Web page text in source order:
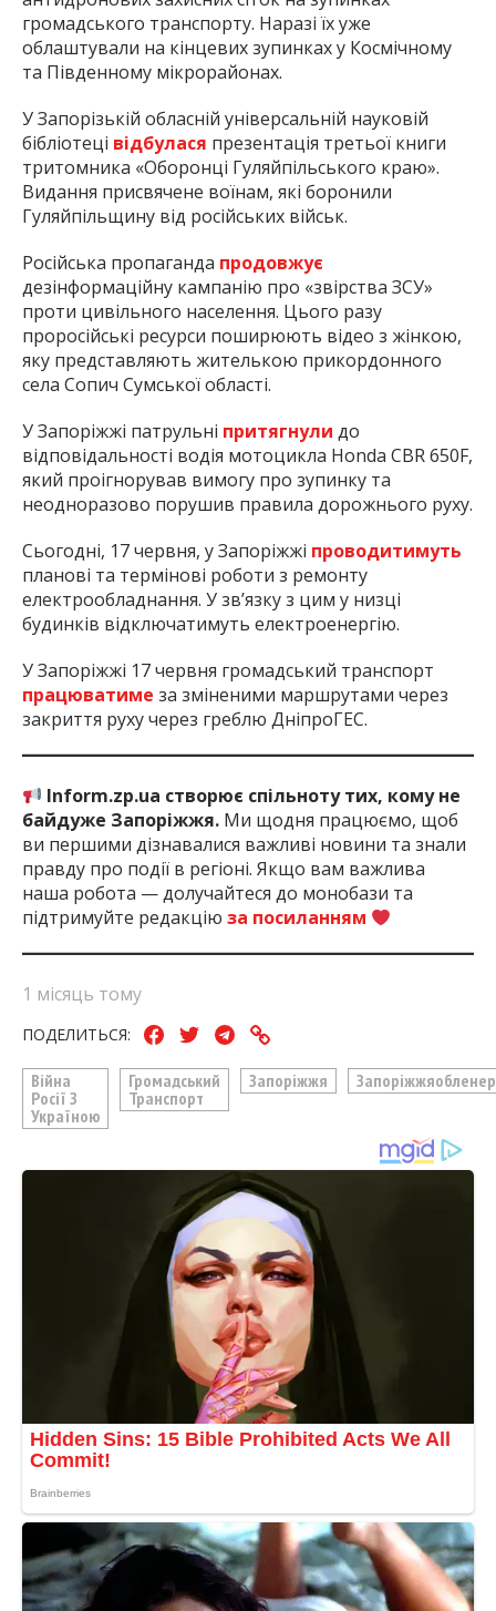
громадського транспорту. Наразі їх уже
облаштували на кінцевих зупинках у Космічному
та Південному мікрорайонах.
У Запорізькій обласній універсальній науковій
бібліотеці відбулася презентація третьої книги
тритомника «Оборонці Гуляйпільського краю».
Видання присвячене воїнам, які боронили
Гуляйпільщину від російських військ.
Російська пропаганда продовжує
дезінформаційну кампанію про «звірства ЗСУ»
проти цивільного населення. Цього разу
проросійські ресурси поширюють відео з жінкою,
яку представляють жителькою прикордонного
села Сопич Сумської області.
У Запоріжжі патрульні притягнули до
відповідальності водія мотоцикла Honda CBR 650F,
який проігнорував вимогу про зупинку та
неодноразово порушив правила дорожнього руху.
Сьогодні, 17 червня, у Запоріжжі проводитимуть
планові та термінові роботи з ремонту
електрообладнання. У зв’язку з цим у низці
будинків відключатимуть електроенергію.
У Запоріжжі 17 червня громадський транспорт
працюватиме за зміненими маршрутами через
закриття руху через греблю ДніпроГЕС.
Inform.zp.ua створює спільноту тих, кому не
байдуже Запоріжжя. Ми щодня працюємо, щоб
ви першими дізнавалися важливі новини та знали
правду про події в регіоні. Якщо вам важлива
наша робота — долучайтеся до монобази та
підтримуйте редакцію за посиланням
1 місяць тому
ПОДЕЛИТЬСЯ:
Війна
Росії З
Україною
Громадський
Транспорт
Запоріжжя